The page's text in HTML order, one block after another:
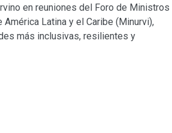
en reuniones del Foro de Ministros
Latina y el Caribe (Minurvi),
más inclusivas, resilientes y